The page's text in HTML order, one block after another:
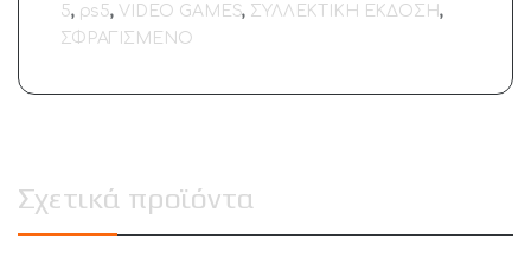
5, ps5, VIDEO GAMES, ΣΥΛΛΕΚΤΙΚΗ ΕΚΔΟΣΗ,
ΣΦΡΑΓΙΣΜΕΝΟ
Σχετικά προϊόντα